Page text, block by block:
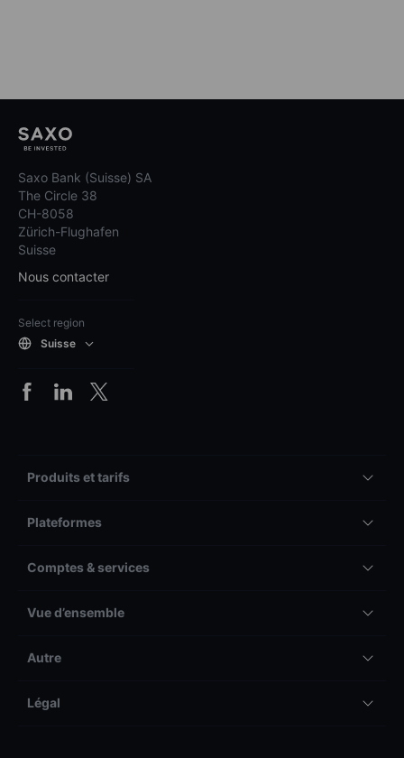
Saxo Bank (Suisse) SA
The Circle 38
CH-8058
Zürich-Flughafen
Suisse
Nous contacter
Select region
Suisse
Produits et tarifs
Plateformes
Comptes & services
Vue d’ensemble
Autre
Légal